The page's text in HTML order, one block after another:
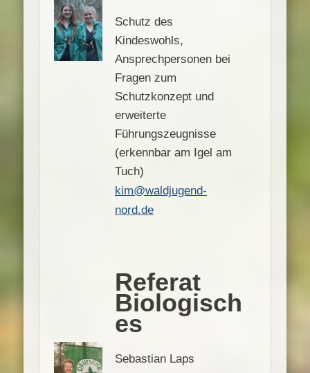
Schutz des
Kindeswohls,
Ansprechpersonen bei
Fragen zum
Schutzkonzept und
erweiterte
Führungszeugnisse
(erkennbar am Igel am
Tuch)
kim@waldjugend-
nord.de
Referat
Biologisch
es
Sebastian Laps